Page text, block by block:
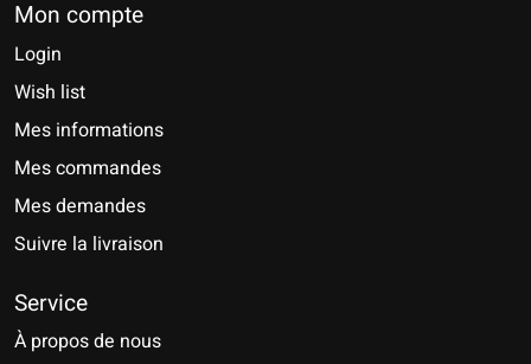
Mon compte
Login
Wish list
Mes informations
Mes commandes
Mes demandes
Suivre la livraison
Service
À propos de nous